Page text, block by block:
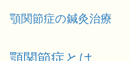
顎関節症の鍼灸治療